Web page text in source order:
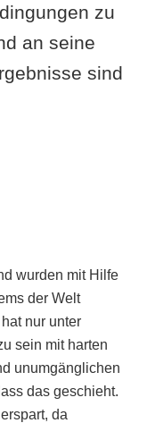
zu
an seine
sind
wurden mit Hilfe
der Welt
nur unter
sein mit harten
unumgänglichen
das geschieht.
da